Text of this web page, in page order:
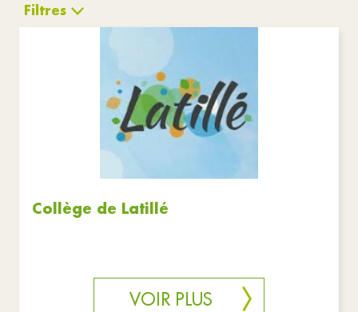
Filtres
Services publics
Réinitialiser les filtres
Collège de Latillé
VOIR PLUS